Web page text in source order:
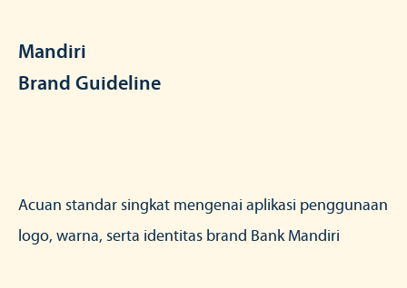
Mandiri
Brand Guideline
Acuan standar singkat mengenai aplikasi penggunaan
logo, warna, serta identitas brand Bank Mandiri